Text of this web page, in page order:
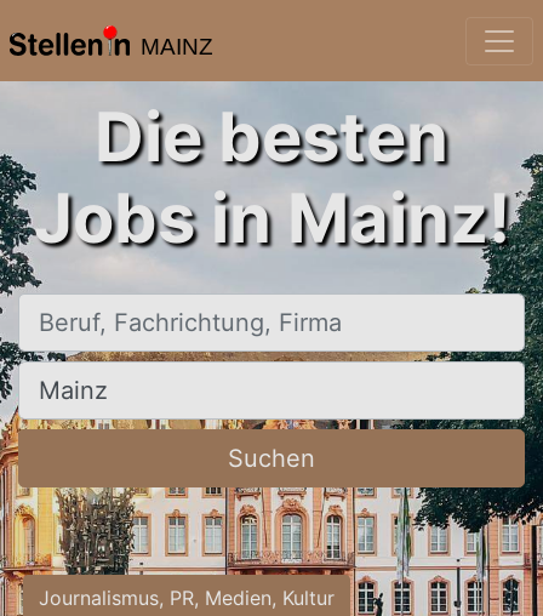
MAINZ
Die besten
Jobs in Mainz!
Beruf, Fachrichtung, Firma
Ort, Stadt
Suchen
Journalismus, PR, Medien, Kultur